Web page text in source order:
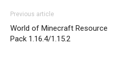
Previous article
World of Minecraft Resource
Pack 1.16.4/1.15.2